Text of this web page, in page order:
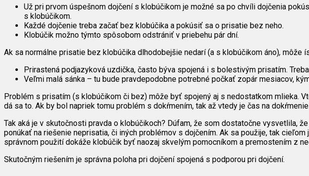
Už pri prvom úspešnom dojčení s klobúčikom je možné sa po chvíli dojčenia
s klobúčikom.
Každé dojčenie treba začať bez klobúčika a pokúsiť sa o prisatie bez neho.
Klobúčik možno týmto spôsobom odstrániť v priebehu pár dní.
Ak sa normálne prisatie bez klobúčika dlhodobejšie nedarí (a s klobúčikom áno), môže
Prirastená podjazyková uzdička, často býva spojená i s bolestivým prisatím.
Veľmi malá sánka – tu bude pravdepodobne potrebné počkať zopár mesiacov,
Problém s prisatím (s klobúčikom či bez) môže byť spojený aj s nedostatkom mlieka.
dá sa to. Ak by bol napriek tomu problém s dokŕmením, tak až vtedy je čas na
Tak aká je v skutočnosti pravda o klobúčikoch? Dúfam, že som dostatočne vysvetlila,
ponúkať na riešenie neprisatia, či iných problémov s dojčením. Ak sa použije, tak
správnom použití dokáže klobúčik byť naozaj skvelým pomocníkom a premostením z
Skutočným riešením je správna poloha pri dojčení spojená s podporou pri dojčení.